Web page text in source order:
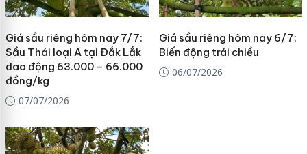
Giá sầu riêng hôm nay 7/7:
Sầu Thái loại A tại Đắk Lắk
dao động 63.000 – 66.000
đồng/kg
07/07/2026
Giá sầu riêng hôm nay 6/7:
Biến động trái chiều
06/07/2026